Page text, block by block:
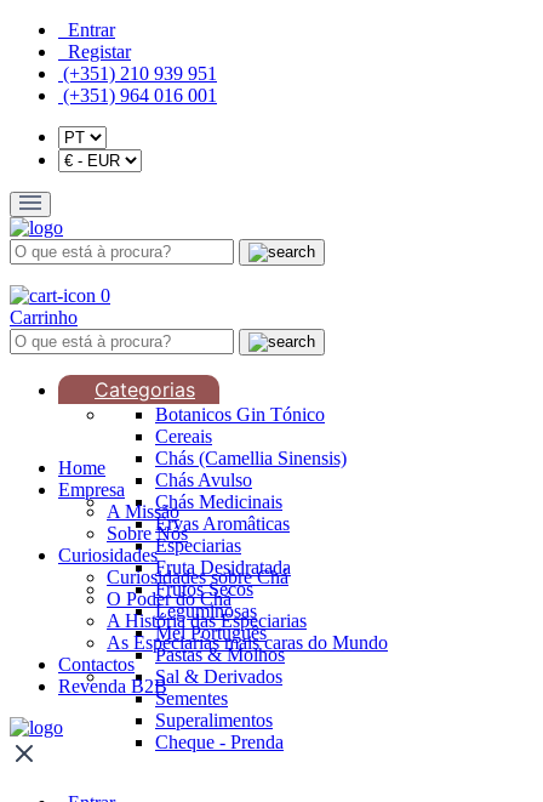
Entrar
Registar
(+351) 210 939 951
(+351) 964 016 001
0
Carrinho
Categorias
Botanicos Gin Tónico
Cereais
Chás (Camellia Sinensis)
Chás Avulso
Chás Medicinais
Ervas Aromâticas
Especiarias
Fruta Desidratada
Frutos Secos
Leguminosas
Mel Português
Pastas & Molhos
Sal & Derivados
Sementes
Superalimentos
Cheque - Prenda
Home
Empresa
A Missão
Sobre Nós
Curiosidades
Curiosidades sobre Chá
O Poder do Chá
A História das Especiarias
As Especiarias mais caras do Mundo
Contactos
Revenda B2B